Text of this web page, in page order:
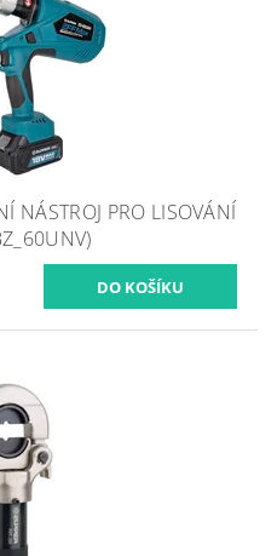
NÁSTROJ PRO LISOVÁNÍ